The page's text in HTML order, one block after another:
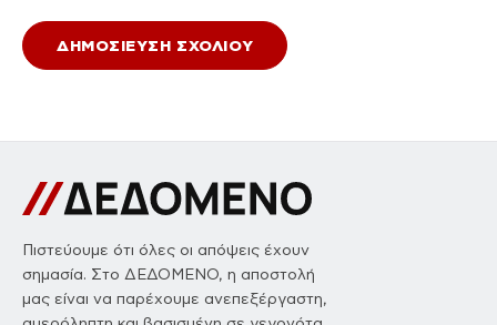
Πιστεύουμε ότι όλες οι απόψεις έχουν
σημασία. Στο ΔΕΔΟΜΕΝΟ, η αποστολή
μας είναι να παρέχουμε ανεπεξέργαστη,